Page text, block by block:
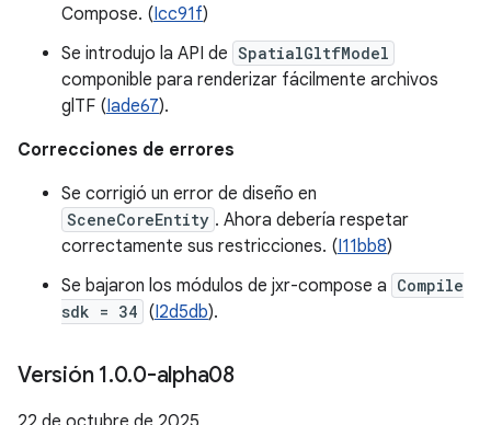
Compose. (Icc91f)
Se introdujo la API de SpatialGltfModel
componible para renderizar fácilmente archivos
glTF (Iade67).
Correcciones de errores
Se corrigió un error de diseño en
SceneCoreEntity . Ahora debería respetar
correctamente sus restricciones. (I11bb8)
Se bajaron los módulos de jxr-compose a Compile
sdk = 34 (I2d5db).
Versión 1.0.0-alpha08